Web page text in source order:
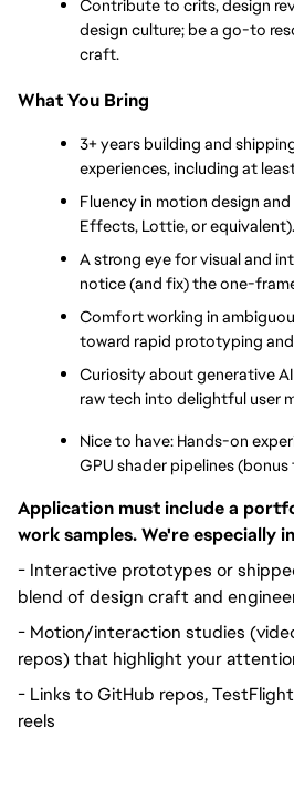
Contribute to crits, design
design culture; be a go-to
craft.
What You Bring
3+ years building and
experiences, including at
Fluency in motion design
Effects, Lottie, or equivalent).
A strong eye for visual and
notice (and fix) the one-
Comfort working in
toward rapid prototyping
Curiosity about generative
raw tech into delightful user
Nice to have: Hands-on
GPU shader pipelines
Application must include a
work samples. We're especially
- Interactive prototypes or
blend of design craft and
- Motion/interaction studies
repos) that highlight your
- Links to GitHub repos,
reels